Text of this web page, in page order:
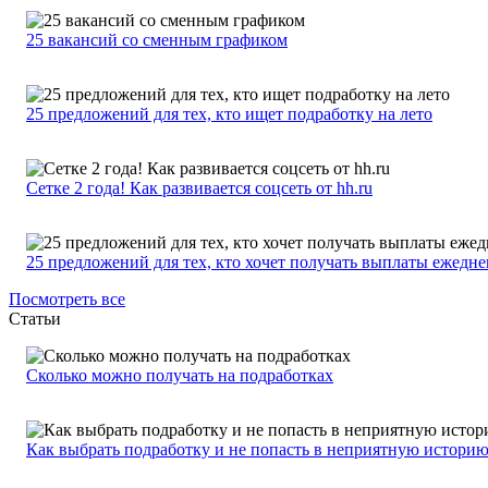
25 вакансий со сменным графиком
25 предложений для тех, кто ищет подработку на лето
Сетке 2 года! Как развивается соцсеть от hh.ru
25 предложений для тех, кто хочет получать выплаты
Посмотреть все
Статьи
Сколько можно получать на подработках
Как выбрать подработку и не попасть в неприятную историю